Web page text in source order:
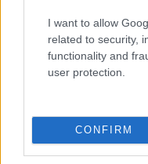
I want to allow
related to security,
functionality and
user protection.
CONFIRM
gesto público que
puede influir en la
dinámica de alianzas
facilita la
sobre todo si la